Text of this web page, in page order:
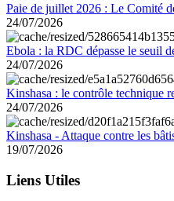
Paie de juillet 2026 : Le Comité
24/07/2026
Ebola : la RDC dépasse le seuil
24/07/2026
Kinshasa : le contrôle technique
24/07/2026
Kinshasa - Attaque contre les
19/07/2026
Liens Utiles